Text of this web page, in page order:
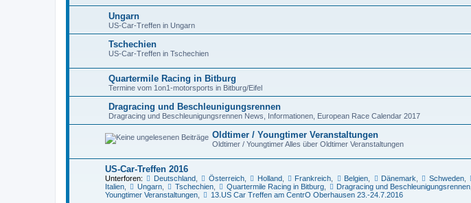
Ungarn
US-Car-Treffen in Ungarn
Tschechien
US-Car-Treffen in Tschechien
Quartermile Racing in Bitburg
Termine vom 1on1-motorsports in Bitburg/Eifel
Dragracing und Beschleunigungsrennen
Dragracing und Beschleunigungsrennen News, Informationen, European Race Calendar 2017
Oldtimer / Youngtimer Veranstaltungen
Oldtimer / Youngtimer Alles über Oldtimer Veranstaltungen
US-Car-Treffen 2016
Unterforen: Deutschland, Österreich, Holland, Frankreich Belgien Dänemark Schweden,
Italien
Ungarn, Tschechien, Quartermile Racing in Bitburg, Dragracing und Beschleunigungsrennen
Youngtimer Veranstaltungen
13.US Car Treffen am CentrO Oberhausen 23.-24.7.2016